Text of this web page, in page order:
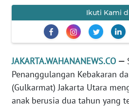
Ikuti Kami
JAKARTA.WAHANANEWS.CO —
Penanggulangan Kebakaran
(Gulkarmat) Jakarta Utara
anak berusia dua tahun yang
SIBER
REDAKSI